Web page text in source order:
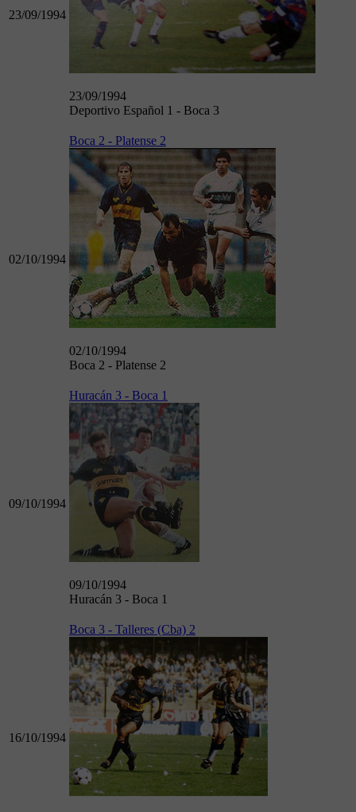
23/09/1994
23/09/1994
Deportivo Español 1 - Boca 3
02/10/1994
Boca 2 - Platense 2
02/10/1994
Boca 2 - Platense 2
09/10/1994
Huracán 3 - Boca 1
09/10/1994
Huracán 3 - Boca 1
16/10/1994
Boca 3 - Talleres (Cba) 2